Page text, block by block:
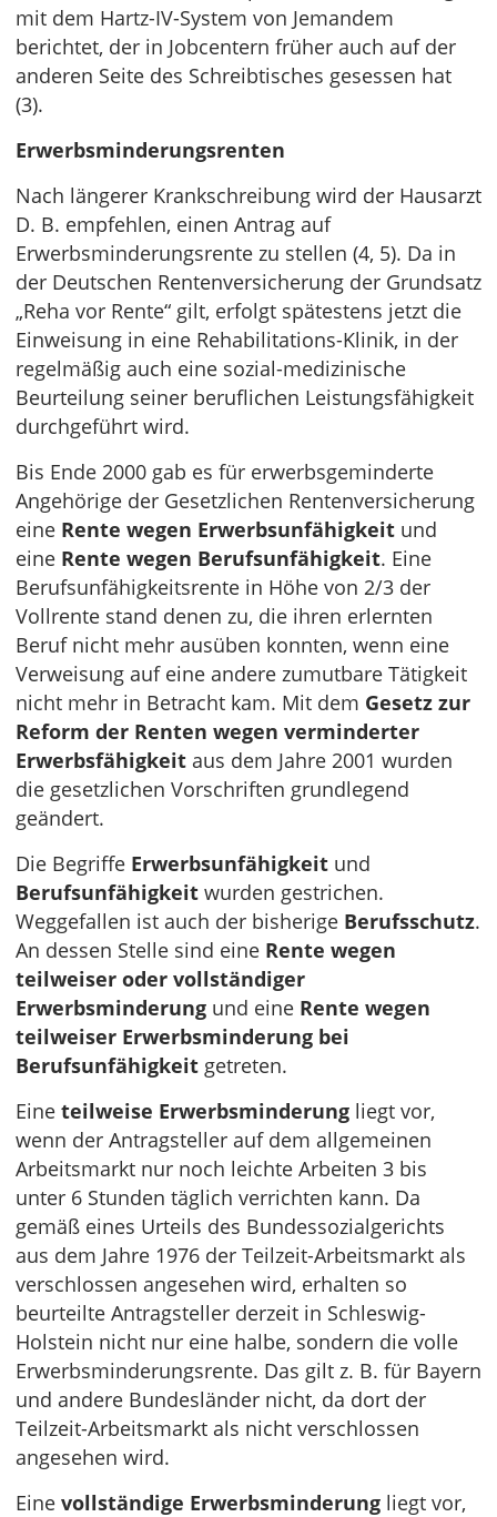
mit dem Hartz-IV-System von Jemandem
berichtet, der in Jobcentern früher auch auf der
anderen Seite des Schreibtisches gesessen hat
(3).
Erwerbsminderungsrenten
Nach längerer Krankschreibung wird der Hausarzt
D. B. empfehlen, einen Antrag auf
Erwerbsminderungsrente zu stellen (4, 5). Da in
der Deutschen Rentenversicherung der Grundsatz
„Reha vor Rente“ gilt, erfolgt spätestens jetzt die
Einweisung in eine Rehabilitations-Klinik, in der
regelmäßig auch eine sozial-medizinische
Beurteilung seiner beruflichen Leistungsfähigkeit
durchgeführt wird.
Bis Ende 2000 gab es für erwerbsgeminderte
Angehörige der Gesetzlichen Rentenversicherung
eine Rente wegen Erwerbsunfähigkeit und
eine Rente wegen Berufsunfähigkeit. Eine
Berufsunfähigkeitsrente in Höhe von 2/3 der
Vollrente stand denen zu, die ihren erlernten
Beruf nicht mehr ausüben konnten, wenn eine
Verweisung auf eine andere zumutbare Tätigkeit
nicht mehr in Betracht kam. Mit dem Gesetz zur
Reform der Renten wegen verminderter
Erwerbsfähigkeit aus dem Jahre 2001 wurden
die gesetzlichen Vorschriften grundlegend
geändert.
Die Begriffe Erwerbsunfähigkeit und
Berufsunfähigkeit wurden gestrichen.
Weggefallen ist auch der bisherige Berufsschutz.
An dessen Stelle sind eine Rente wegen
teilweiser oder vollständiger
Erwerbsminderung und eine Rente wegen
teilweiser Erwerbsminderung bei
Berufsunfähigkeit getreten.
Eine teilweise Erwerbsminderung liegt vor,
wenn der Antragsteller auf dem allgemeinen
Arbeitsmarkt nur noch leichte Arbeiten 3 bis
unter 6 Stunden täglich verrichten kann. Da
gemäß eines Urteils des Bundessozialgerichts
aus dem Jahre 1976 der Teilzeit-Arbeitsmarkt als
verschlossen angesehen wird, erhalten so
beurteilte Antragsteller derzeit in Schleswig-
Holstein nicht nur eine halbe, sondern die volle
Erwerbsminderungsrente. Das gilt z. B. für Bayern
und andere Bundesländer nicht, da dort der
Teilzeit-Arbeitsmarkt als nicht verschlossen
angesehen wird.
Eine vollständige Erwerbsminderung liegt vor,